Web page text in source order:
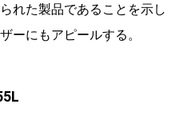
れた製品であることを示し
ーにもアピールする。